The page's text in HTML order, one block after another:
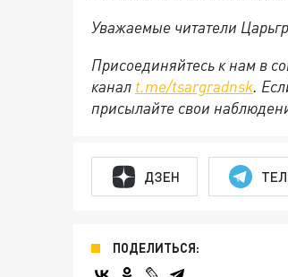
Уважаемые читатели
Присоединяйтесь к нам в
канал t.me/tsargradnsk.
присылайте свои
ДЗЕН
ПОДЕЛИТЬСЯ: